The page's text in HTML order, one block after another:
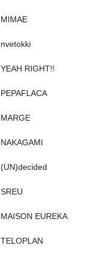
MIMAE
nvetokki
YEAH RIGHT!!
PEPAFLACA
MARGE
NAKAGAMI
(UN)decided
SREU
MAISON EUREKA
TELOPLAN